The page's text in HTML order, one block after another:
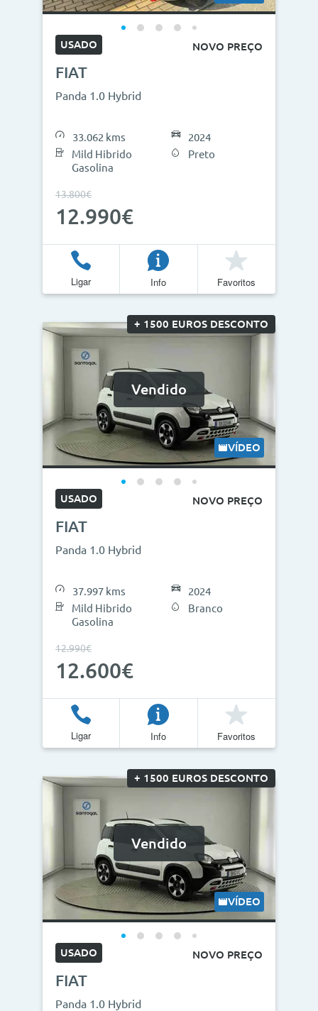
USADO NOVO PREÇO
FIAT
Panda 1.0 Hybrid
33.062 kms
Mild Hibrido
Gasolina
2024
Preto
13.800€
12.990€
Ligar Info Favoritos
+ 1500 EUROS DESCONTO
Vendido
VÍDEO
USADO NOVO PREÇO
FIAT
Panda 1.0 Hybrid
37.997 kms
Mild Hibrido
Gasolina
2024
Branco
12.990€
12.600€
Ligar Info Favoritos
+ 1500 EUROS DESCONTO
Vendido
VÍDEO
USADO NOVO PREÇO
FIAT
Panda 1.0 Hybrid